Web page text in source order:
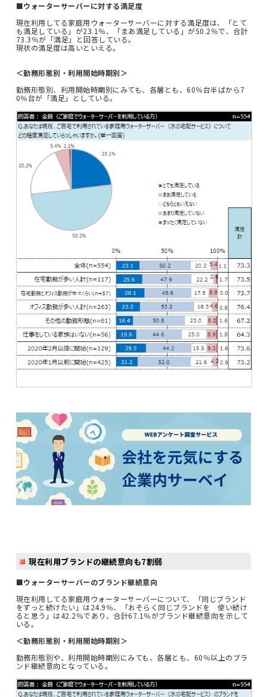
■ウォーターサーバーに対する満足度
現在利用してる家庭用ウォーターサーバーに対する満足度は、「とて
も満足している」が23.1％、「まあ満足している」が50.2％で、合計
73.3％が「満足」と回答している。
現状の満足度は高いといえる。
＜勤務形態別・利用開始時期別＞
勤務形態別、利用開始時期別にみても、各層とも、60％台半ばから7
0％台が「満足」としている。
現在利用ブランドの継続意向も7割弱
■ウォーターサーバーのブランド継続意向
現在利用してる家庭用ウォーターサーバーについて、「同じブランド
をずっと続けたい」は24.9％、「おそらく同じブランドを 使い続け
ると思う」は42.2％であり、合計67.1％がブランド継続意向を示して
いる。
＜勤務形態別・利用開始時期別＞
勤務形態別や、利用開始時期別にみても、各層とも、60％以上のブラ
ンド継続意向となっている。